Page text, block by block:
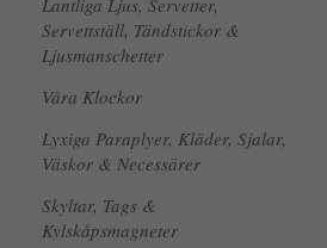
Lantliga Ljus, Servetter,
Servettställ, Tändstickor &
Ljusmanschetter
Våra Klockor
Lyxiga Paraplyer, Kläder, Sjalar,
Väskor & Necessärer
Skyltar, Tags &
Kylskåpsmagneter